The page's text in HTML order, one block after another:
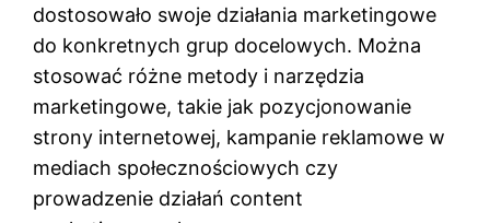
dostosowało swoje działania marketingowe
do konkretnych grup docelowych. Można
stosować różne metody i narzędzia
marketingowe, takie jak pozycjonowanie
strony internetowej, kampanie reklamowe w
mediach społecznościowych czy
prowadzenie działań content